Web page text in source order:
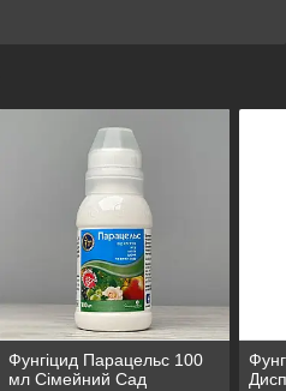
Фунгіцид Парацельс 100
мл Сімейний Сад